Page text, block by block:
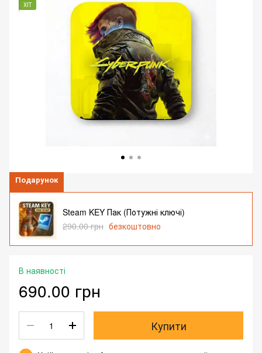
ХІТ
Подарунок
Steam KEY Пак (Потужні ключі)
290.00 грн безкоштовно
В наявності
690.00 грн
Купити